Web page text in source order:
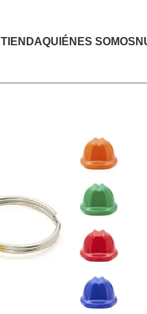
TIENDAQUIÉNES SOMOS